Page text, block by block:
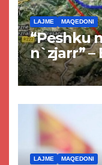
LAJME MAQEDONI
“Peshku
n`zjarr” –
projekti i
Tetovës
LAJME MAQEDONI